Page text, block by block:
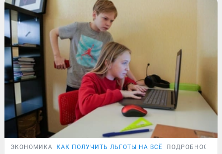
ЭКОНОМИКА КАК ПОЛУЧИТЬ ЛЬГОТЫ НА ВСЁ ПОДРОБНОСТИ